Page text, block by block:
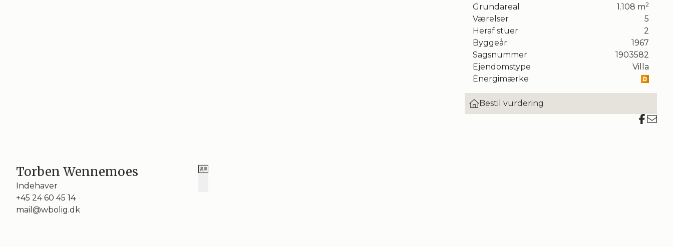
Grundareal 1.108 m2
Værelser
5
Heraf stuer
2
Byggeår
1967
Sagsnummer
1903582
Ejendomstype
Villa
Energimærke
Bestil vurdering
Torben Wennemoes
Indehaver
+45 24 60 45 14
mail@wbolig.dk